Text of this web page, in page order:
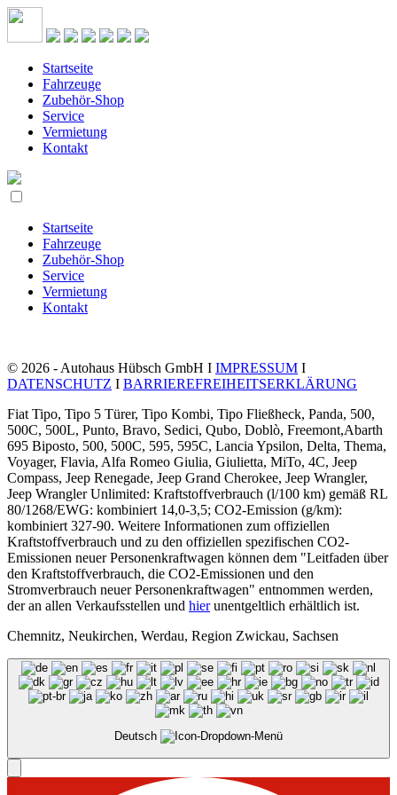
Startseite
Fahrzeuge
Zubehör-Shop
Service
Vermietung
Kontakt
Startseite
Fahrzeuge
Zubehör-Shop
Service
Vermietung
Kontakt
© 2026 - Autohaus Hübsch GmbH I IMPRESSUM I
DATENSCHUTZ I BARRIEREFREIHEITSERKLÄRUNG
Fiat Tipo, Tipo 5 Türer, Tipo Kombi, Tipo Fließheck, Panda, 500,
500C, 500L, Punto, Bravo, Sedici, Qubo, Doblò, Freemont,Abarth
695 Biposto, 500, 500C, 595, 595C, Lancia Ypsilon, Delta, Thema,
Voyager, Flavia, Alfa Romeo Giulia, Giulietta, MiTo, 4C, Jeep
Compass, Jeep Renegade, Jeep Grand Cherokee, Jeep Wrangler,
Jeep Wrangler Unlimited: Kraftstoffverbrauch (l/100 km) gemäß RL
80/1268/EWG: kombiniert 14,0-3,5; CO2-Emission (g/km):
kombiniert 327-90. Weitere Informationen zum offiziellen
Kraftstoffverbrauch und zu den offiziellen spezifischen CO2-
Emissionen neuer Personenkraftwagen können dem "Leitfaden über
den Kraftstoffverbrauch, die CO2-Emissionen und den
Stromverbrauch neuer Personenkraftwagen" entnommen werden,
der an allen Verkaufsstellen und hierunentgeltlich erhältlich ist.
Chemnitz, Neukirchen, Werdau, Region Zwickau, Sachsen
Deutsch